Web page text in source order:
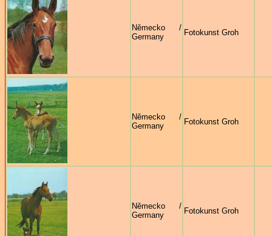
Německo /
Germany
Fotokunst Groh
Německo /
Germany
Fotokunst Groh
Německo /
Germany
Fotokunst Groh